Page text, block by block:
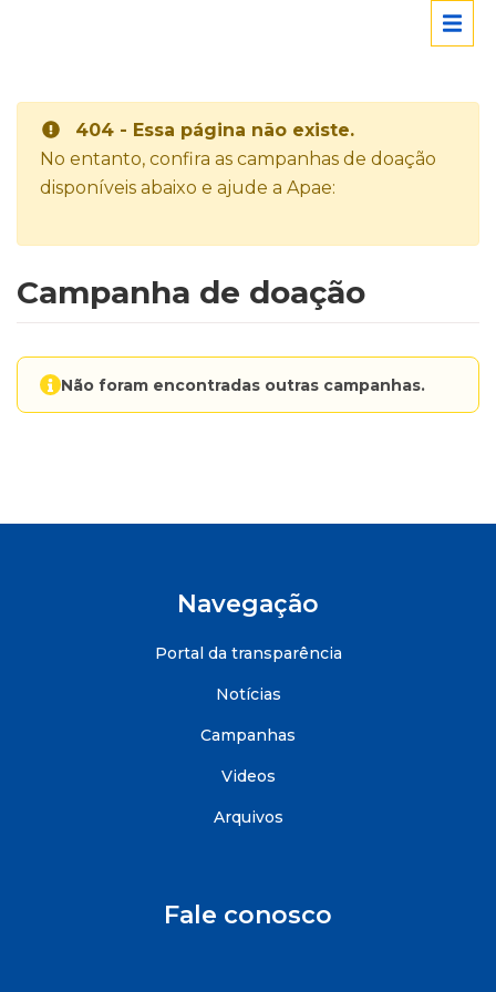
404 - Essa página não existe.
No entanto, confira as campanhas de doação
disponíveis abaixo e ajude a Apae:
Campanha de doação
Não foram encontradas outras campanhas.
Navegação
Portal da transparência
Notícias
Campanhas
Videos
Arquivos
Fale conosco